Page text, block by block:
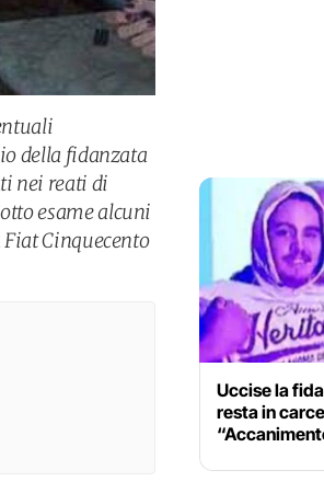
della fidanzata
nei reati di
esame alcuni
Cinquecento
Uccise la
resta in